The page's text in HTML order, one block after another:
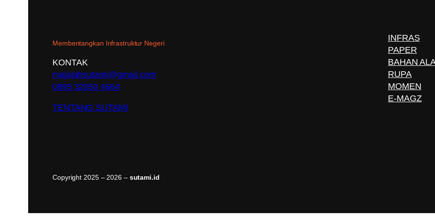
Membentangkan Infrastruktur Negeri
KONTAK
majalahsutami@gmail.com
0895 32050 4664
TENTANG SUTAMI
INFRAS
PAPER
BAHAN
RUPA
MOMEN
E-MAGZ
Copyright 2025 – 2026 – sutami.id